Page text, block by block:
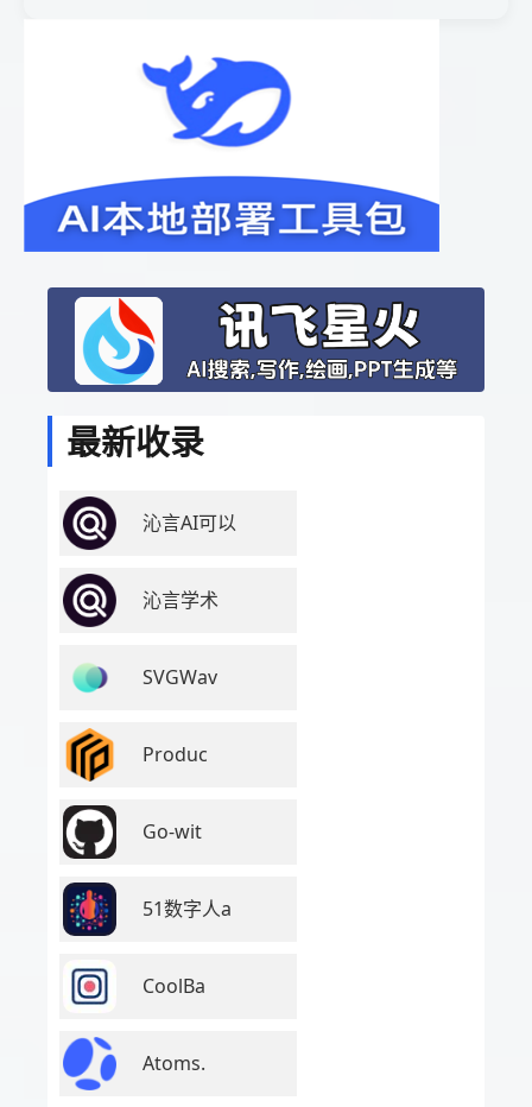
最新收录
沁言AI可以
沁言学术
SVGWav
Produc
Go-wit
51数字人a
CoolBa
Atoms.